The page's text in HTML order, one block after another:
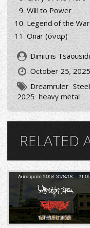
Will to Power
Legend of the
Onar (όναρ)
Dimitris
October 25, 2025
Dreamruler
2025 heavy metal
RELATED